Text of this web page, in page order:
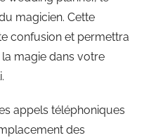
magicien. Cette
confusion et permettra
magie dans votre
appels téléphoniques
des